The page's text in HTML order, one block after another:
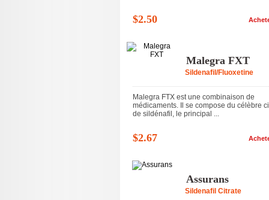
$2.50
Malegra FXT
Sildenafil/Fluoxetine
Malegra FTX est une combinaison de
médicaments. Il se compose du célèbre
de sildénafil, le principal ...
$2.67
Assurans
Sildenafil Citrate